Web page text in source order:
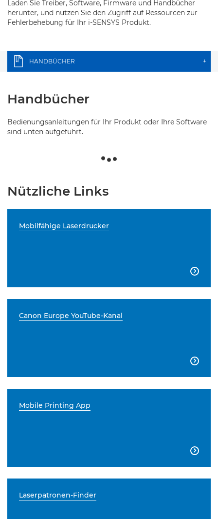
Laden Sie Treiber, Software, Firmware und Handbücher
herunter, und nutzen Sie den Zugriff auf Ressourcen zur
Fehlerbehebung für Ihr i-SENSYS Produkt.
HANDBÜCHER +
Handbücher
Bedienungsanleitungen für Ihr Produkt oder Ihre Software
sind unten aufgeführt.
Nützliche Links
Mobilfähige Laserdrucker

Canon Europe YouTube-Kanal

Mobile Printing App

Laserpatronen-Finder